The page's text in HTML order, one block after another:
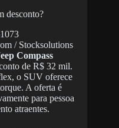
desconto?
/ Stocksolutions
Compass
de R$ 32 mil.
o SUV oferece
A oferta é
para pessoa
atraentes.